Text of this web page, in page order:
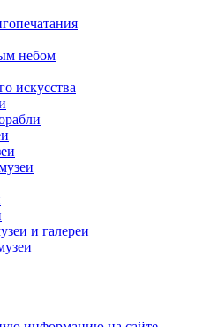
небом
искусства
и галереи